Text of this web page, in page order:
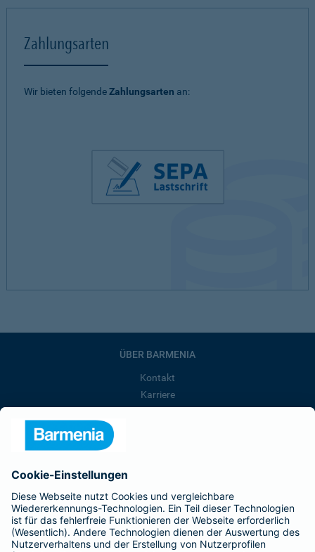
Zahlungsarten
Wir bieten folgendeZahlungsarten an:
ÜBER BARMENIA
Kontakt
Karriere
Barmenia ist Teil der BarmeniaGothaer
BELIEBTE SEITEN
Kranken-Zusatzversicherung
Tierversicherungen